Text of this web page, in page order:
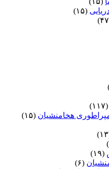
(۱۵)
(۱۱۷)
هخامنشیان (۱۵)
(۱۹)
(۶)